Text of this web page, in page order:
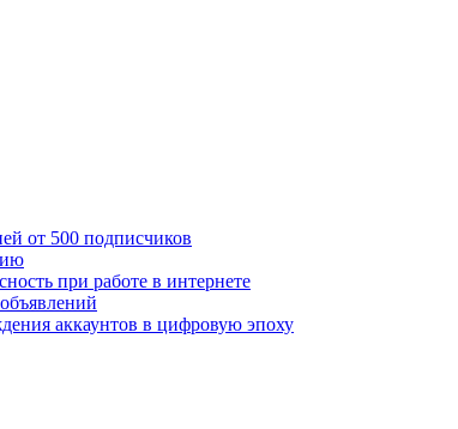
от 500 подписчиков
при работе в интернете
аккаунтов в цифровую эпоху